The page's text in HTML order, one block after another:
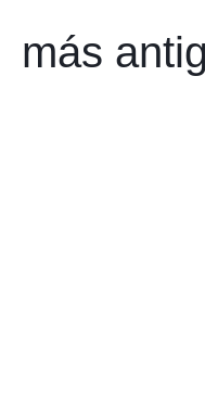
más